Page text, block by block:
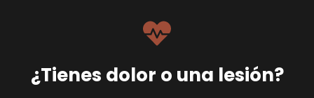
¿Tienes dolor o una lesión?